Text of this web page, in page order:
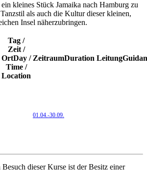
kleines Stück Jamaika nach Hamburg zu
als auch die Kultur dieser kleinen,
Insel näherzubringen.
Tag /
Zeit /
OrtDay /
Time /
Location
ZeitraumDuration Leitung
01.04.-30.09.
dieser Kurse ist der Besitz einer